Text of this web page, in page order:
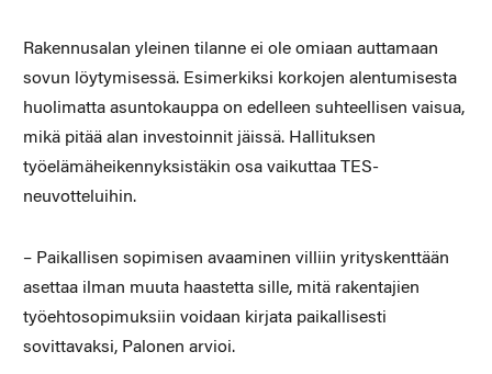
Rakennusalan yleinen tilanne ei ole omiaan auttamaan
sovun löytymisessä. Esimerkiksi korkojen alentumisesta
huolimatta asuntokauppa on edelleen suhteellisen vaisua,
mikä pitää alan investoinnit jäissä. Hallituksen
työelämäheikennyksistäkin osa vaikuttaa TES-
neuvotteluihin.
– Paikallisen sopimisen avaaminen villiin yrityskenttään
asettaa ilman muuta haastetta sille, mitä rakentajien
työehtosopimuksiin voidaan kirjata paikallisesti
sovittavaksi, Palonen arvioi.